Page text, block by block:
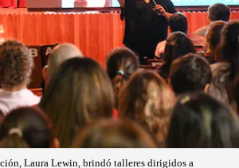
Laura Lewin, brindó talleres dirigidos a